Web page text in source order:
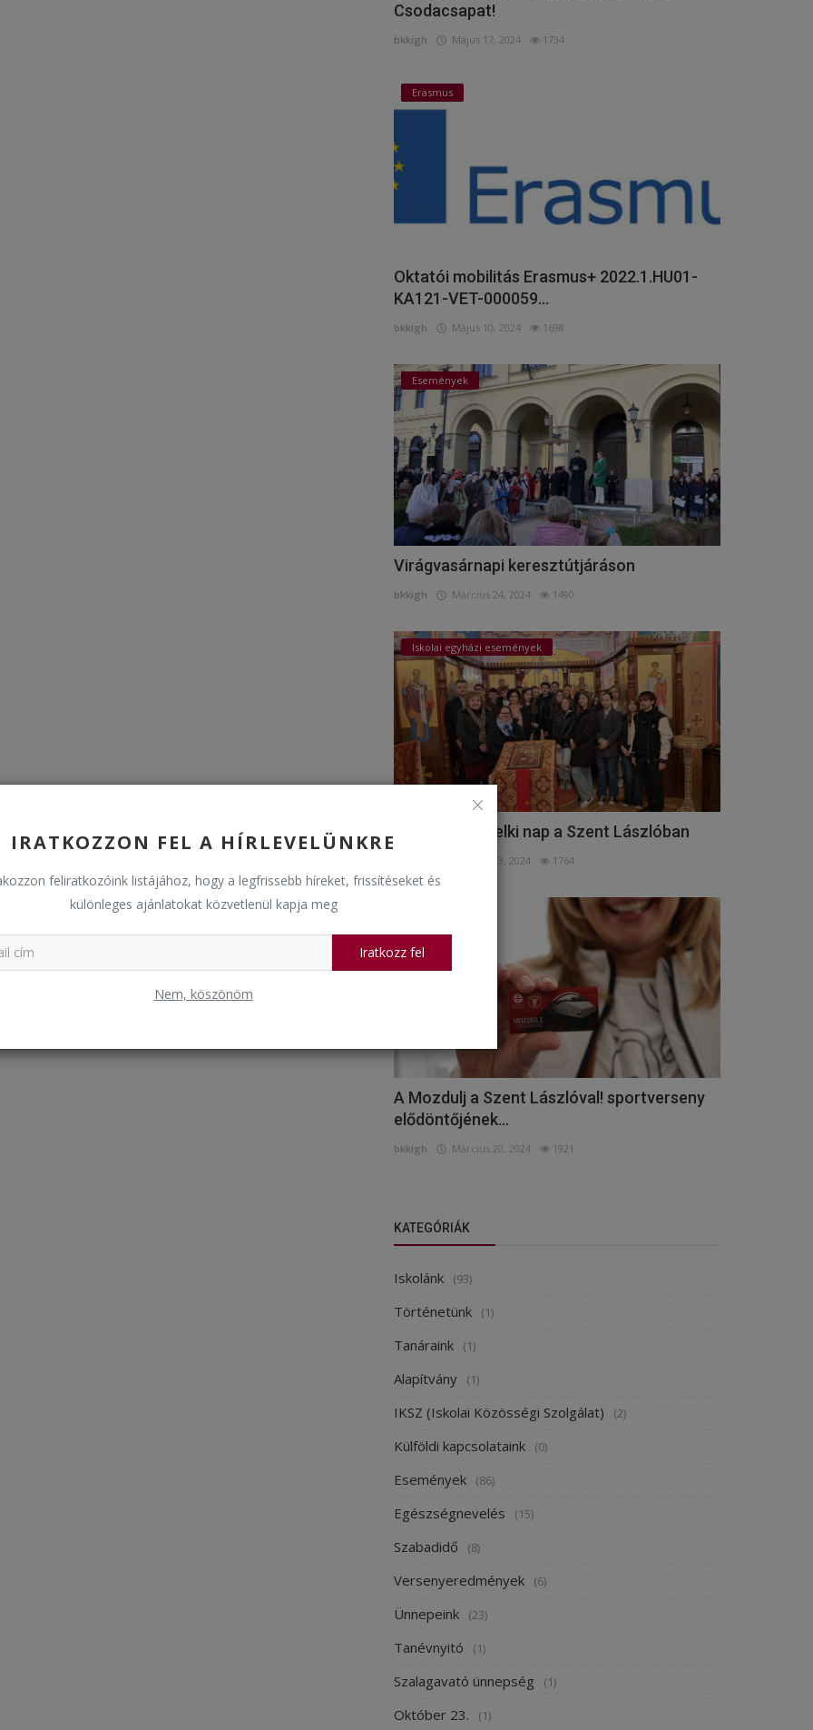
IRATKOZZON FEL A HÍRLEVELÜNKRE
feliratkozóink listájához, hogy a legfrissebb híreket, frissítéseket és
különleges ajánlatokat közvetlenül kapja meg
Iratkozz fel
Nem, köszönöm
Csodacsapat!
bkkigh Május 17, 2024 1734
Erasmus
Oktatói mobilitás Erasmus+ 2022.1.HU01-
KA121-VET-000059...
bkkigh Május 10, 2024 1698
Események
Virágvasárnapi keresztútjáráson
bkkigh Március 24, 2024 1490
Iskolai egyházi események
Húsvét előtti lelki nap a Szent Lászlóban
Március 23, 2024 1764
A Mozdulj a Szent Lászlóval! sportverseny
elődöntőjének...
bkkigh Március 20, 2024 1921
KATEGÓRIÁK
Iskolánk (93)
Történetünk (1)
Tanáraink (1)
Alapítvány (1)
IKSZ (Iskolai Közösségi Szolgálat) (2)
Külföldi kapcsolataink (0)
Események (86)
Egészségnevelés (15)
Szabadidő (8)
Versenyeredmények (6)
Ünnepeink (23)
Tanévnyitó (1)
Szalagavató ünnepség (1)
Október 23. (1)